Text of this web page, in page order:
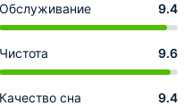
Обслуживание 9.4
Чистота 9.6
Качество сна 9.4